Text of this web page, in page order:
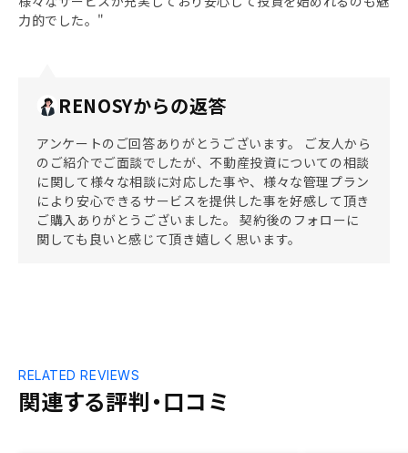
力的でした。"
RENOSYからの返答
アンケートのご回答ありがとうございます。 ご友人から
のご紹介でご面談でしたが、不動産投資についての相談
に関して様々な相談に対応した事や、様々な管理プラン
により安心できるサービスを提供した事を好感して頂き
ご購入ありがとうございました。 契約後のフォローに
関しても良いと感じて頂き嬉しく思います。
関連する評判・口コミ
RELATED REVIEWS